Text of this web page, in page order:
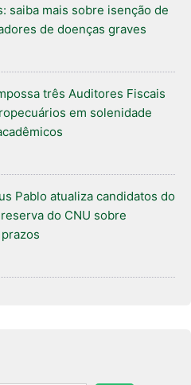
saiba mais sobre isenção de
de doenças graves
três Auditores Fiscais
em solenidade
Pablo atualiza candidatos do
do CNU sobre